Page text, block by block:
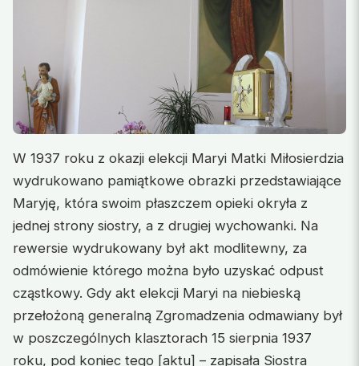
W 1937 roku z okazji elekcji Maryi Matki Miłosierdzia
wydrukowano pamiątkowe obrazki przedstawiające
Maryję, która swoim płaszczem opieki okryła z
jednej strony siostry, a z drugiej wychowanki. Na
rewersie wydrukowany był akt modlitewny, za
odmówienie którego można było uzyskać odpust
cząstkowy. Gdy akt elekcji Maryi na niebieską
przełożoną generalną Zgromadzenia odmawiany był
w poszczególnych klasztorach 15 sierpnia 1937
roku, pod koniec tego [aktu] – zapisała Siostra